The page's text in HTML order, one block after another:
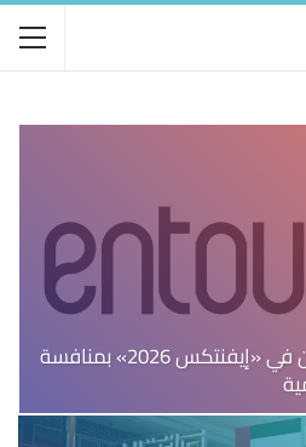
وكالة انتوراج تحصد جائزتين في «إيفنتكس 2026» بمنافسة